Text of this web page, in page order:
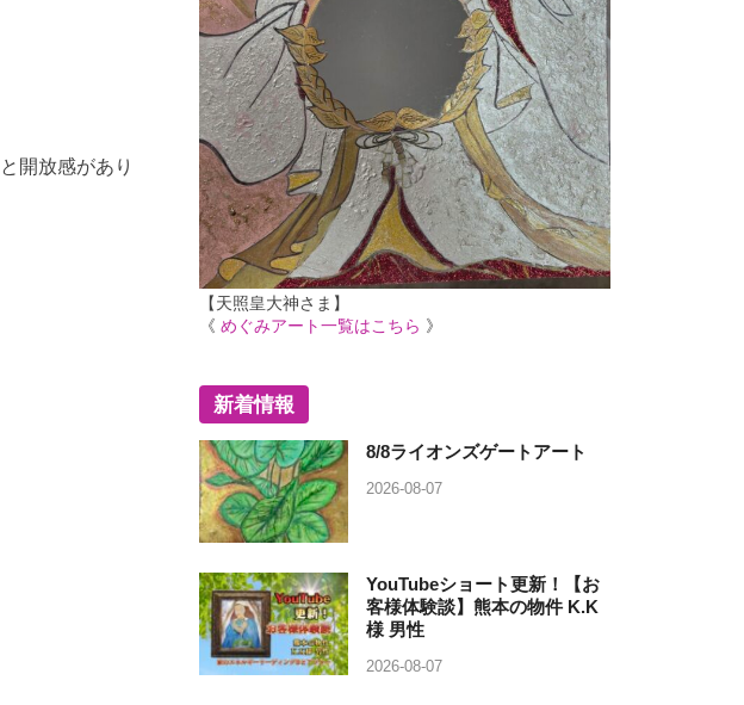
開放感があり
【天照皇大神さま】
《めぐみアート一覧はこちら 》
新着情報
8/8ライオンズゲートアート
2026-08-07
YouTubeショート更新！【お
客様体験談】熊本の物件 K.K
様 男性
2026-08-07